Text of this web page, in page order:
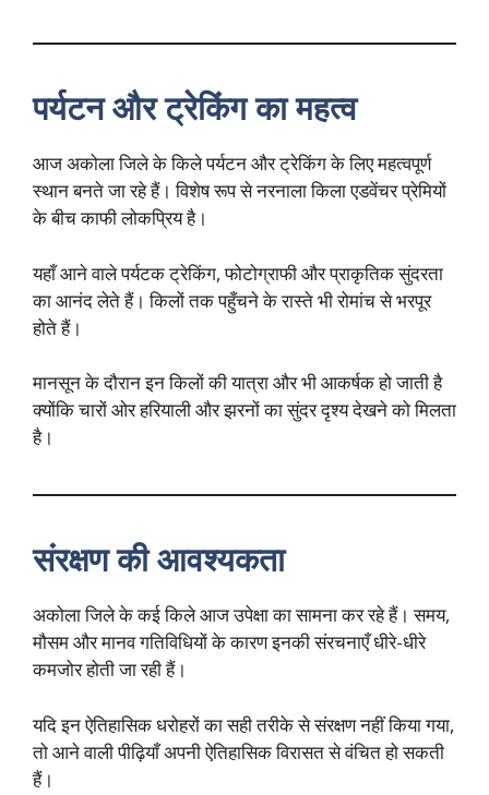
पर्यटन और ट्रेकिंग का महत्व
आज अकोला जिले के किले पर्यटन और ट्रेकिंग के लिए महत्वपूर्ण
स्थान बनते जा रहे हैं। विशेष रूप से नरनाला किला एडवेंचर प्रेमियों
के बीच काफी लोकप्रिय है।
यहाँ आने वाले पर्यटक ट्रेकिंग, फोटोग्राफी और प्राकृतिक सुंदरता
का आनंद लेते हैं। किलों तक पहुँचने के रास्ते भी रोमांच से भरपूर
होते हैं।
मानसून के दौरान इन किलों की यात्रा और भी आकर्षक हो जाती है
क्योंकि चारों ओर हरियाली और झरनों का सुंदर दृश्य देखने को मिलता
है।
संरक्षण की आवश्यकता
अकोला जिले के कई किले आज उपेक्षा का सामना कर रहे हैं। समय,
मौसम और मानव गतिविधियों के कारण इनकी संरचनाएँ धीरे-धीरे
कमजोर होती जा रही हैं।
यदि इन ऐतिहासिक धरोहरों का सही तरीके से संरक्षण नहीं किया गया,
तो आने वाली पीढ़ियाँ अपनी ऐतिहासिक विरासत से वंचित हो सकती
हैं।